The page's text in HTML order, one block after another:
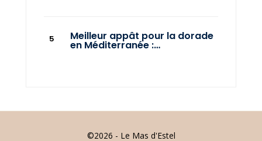
Meilleur appât pour la dorade
en Méditerranée :…
©2026 - Le Mas d'Estel